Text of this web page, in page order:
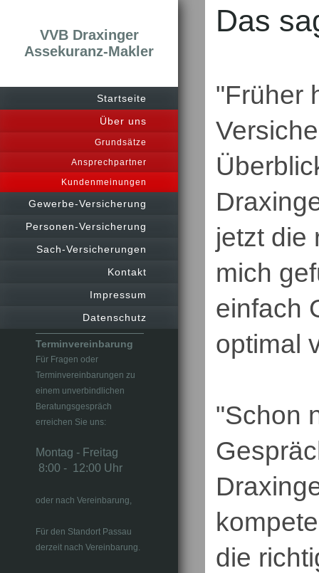
VVB Draxinger
Assekuranz-Makler
Startseite
Über uns
Grundsätze
Ansprechpartner
Kundenmeinungen
Gewerbe-Versicherung
Personen-Versicherung
Sach-Versicherungen
Kontakt
Impressum
Datenschutz
Terminvereinbarung
Für Fragen oder
Terminvereinbarungen zu
einem unverbindlichen
Beratungsgespräch
erreichen Sie uns:
Montag - Freitag
8:00 - 12:00 Uhr
oder nach Vereinbarung,
Für den Standort Passau
derzeit nach Vereinbarung.
Das
"Früher
jetzt die
mich
einfach
optimal
"Schon
die